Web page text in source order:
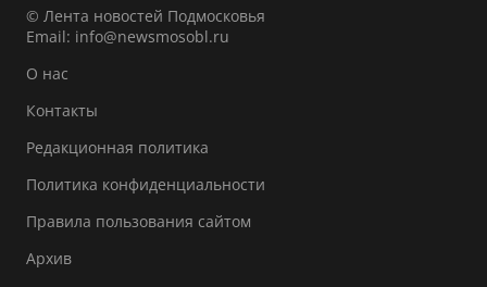
© Лента новостей Подмосковья
Email: info@newsmosobl.ru
О нас
Контакты
Редакционная политика
Политика конфиденциальности
Правила пользования сайтом
Архив